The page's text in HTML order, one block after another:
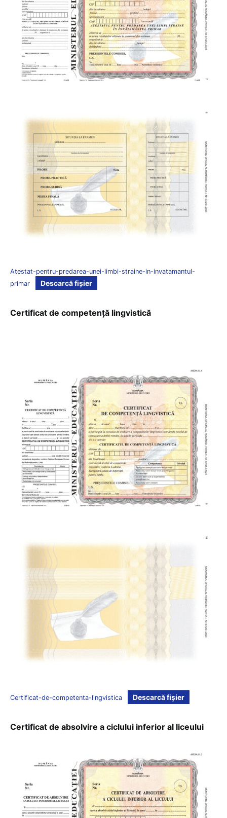
Atestat-pentru-predarea-unei-limbi-straine-in-invatamantul-
primar
Descarcă fișier
Certificat de competență lingvistică
Certificat-de-competenta-lingvistica Descarcă fișier
Certificat de absolvire a ciclului inferior al liceului